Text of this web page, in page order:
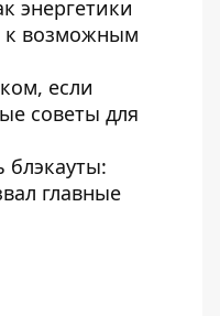
энергетики
к возможным
если
советы для
блэкауты:
главные